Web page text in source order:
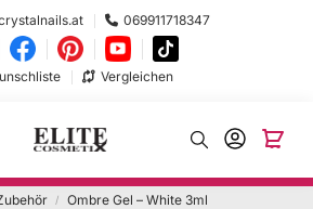
069911718347
Vergleichen
/ Ombre Gel – White 3ml